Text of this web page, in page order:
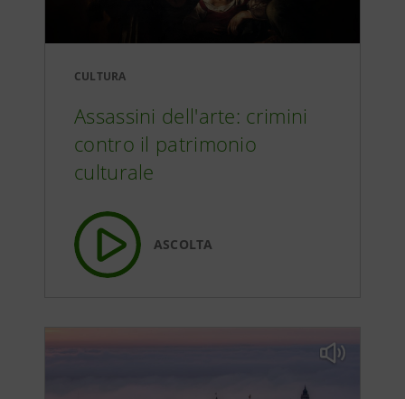
CULTURA
Assassini dell'arte: crimini
contro il patrimonio
culturale
ASCOLTA